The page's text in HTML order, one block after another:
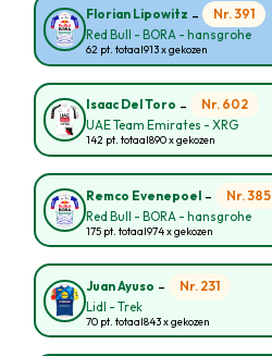
Florian Lipowitz - Nr. 391
Red Bull - BORA - hansgrohe
62 pt. totaal913 x gekozen
Isaac Del Toro - Nr. 602
UAE Team Emirates - XRG
142 pt. totaal890 x gekozen
Remco Evenepoel - Nr. 385
Red Bull - BORA - hansgrohe
175 pt. totaal974 x gekozen
Juan Ayuso - Nr. 231
Lidl - Trek
70 pt. totaal843 x gekozen